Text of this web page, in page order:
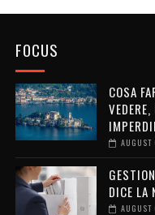
FOCUS
COSA
DICE LA